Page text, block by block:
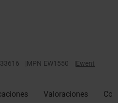
|MPN EW1550 |Ewent
Valoraciones